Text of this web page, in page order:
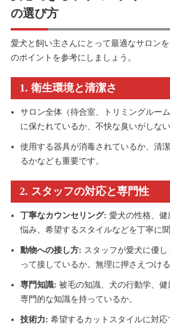
の選び方
愛犬と飼い主さんにとって最適なサロン
のポイントを参考にしましょう。
1. 衛生環境と清潔さ
サロン全体（待合室、トリミングルー
に保たれているか、不快な臭いがしな
使用する器具が消毒されているか、清
るかなども重要です。
2. スタッフの対応と専門性
丁寧なカウンセリング: 愛犬の性格、
悩み、希望するスタイルなどを丁寧に聞
動物への接し方: スタッフが愛犬に優
って接しているか。無理に押さえつけ
専門知識: 被毛の知識、犬の行動学、健
専門的な知識を持っているか。
技術力: 希望するカットスタイルに対